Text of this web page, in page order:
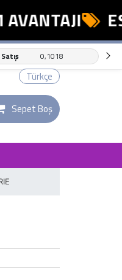
Satış 0,1018
Türkçe
Sepet Boş